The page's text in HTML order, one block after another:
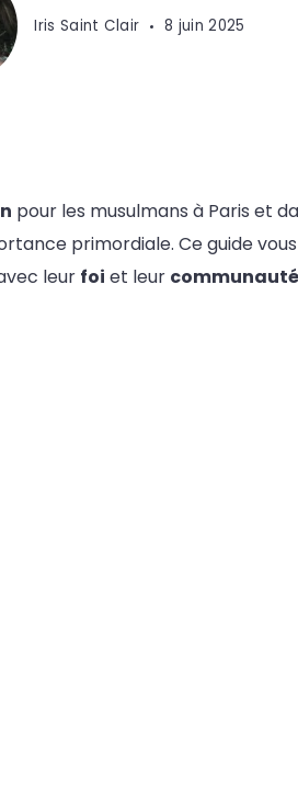
Iris Saint Clair 8 juin 2025
pour les musulmans à Paris et
primordiale. Ce guide
leur foi et leur communauté